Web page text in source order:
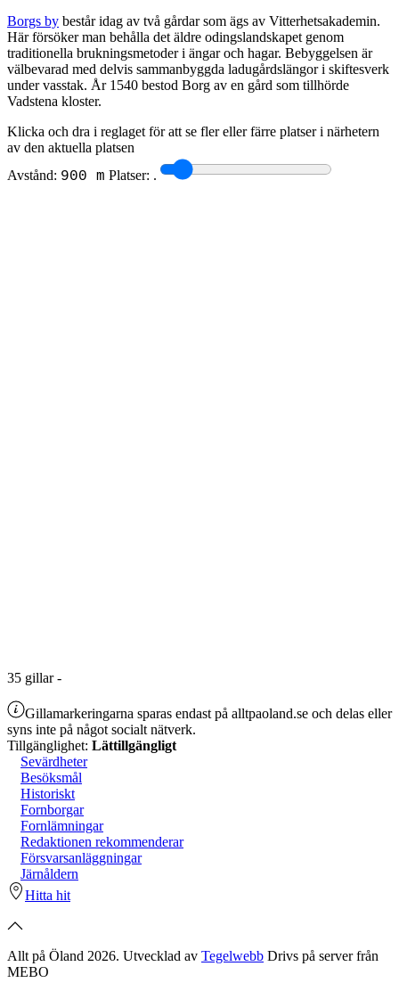
Borgs by består idag av två gårdar som ägs av Vitterhetsakademin.
Här försöker man behålla det äldre odingslandskapet genom
traditionella brukningsmetoder i ängar och hagar. Bebyggelsen är
välbevarad med delvis sammanbyggda ladugårdslängor i skiftesverk
under vasstak. År 1540 bestod Borg av en gård som tillhörde
Vadstena kloster.
Klicka och dra i reglaget för att se fler eller färre platser i närhetern
av den aktuella platsen
Avstånd: 900 m Platser: .
35 gillar-
Gillamarkeringarna sparas endast på alltpaoland.se och delas eller
syns inte på något socialt nätverk.
Tillgänglighet: Lättillgängligt
Sevärdheter
Besöksmål
Historiskt
Fornborgar
Fornlämningar
Redaktionen rekommenderar
Försvarsanläggningar
Järnåldern
Hitta hit
Allt på Öland 2026. Utvecklad av Tegelwebb Drivs på server från
MEBO